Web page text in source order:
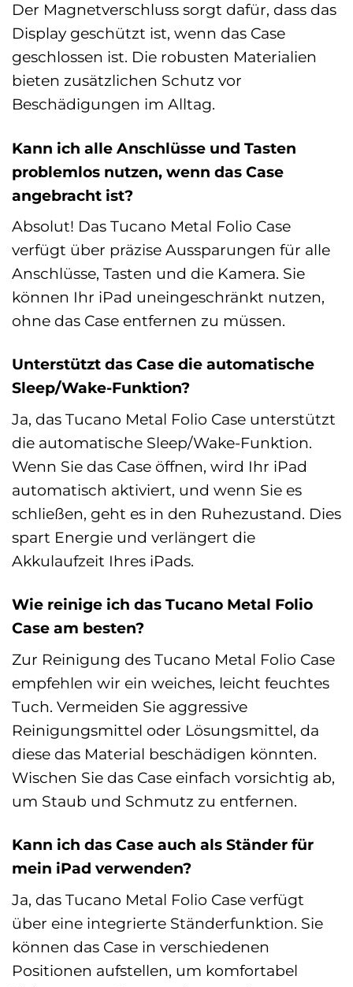
Der Magnetverschluss sorgt dafür, dass das
Display geschützt ist, wenn das Case
geschlossen ist. Die robusten Materialien
bieten zusätzlichen Schutz vor
Beschädigungen im Alltag.
Kann ich alle Anschlüsse und Tasten
problemlos nutzen, wenn das Case
angebracht ist?
Absolut! Das Tucano Metal Folio Case
verfügt über präzise Aussparungen für alle
Anschlüsse, Tasten und die Kamera. Sie
können Ihr iPad uneingeschränkt nutzen,
ohne das Case entfernen zu müssen.
Unterstützt das Case die automatische
Sleep/Wake-Funktion?
Ja, das Tucano Metal Folio Case unterstützt
die automatische Sleep/Wake-Funktion.
Wenn Sie das Case öffnen, wird Ihr iPad
automatisch aktiviert, und wenn Sie es
schließen, geht es in den Ruhezustand. Dies
spart Energie und verlängert die
Akkulaufzeit Ihres iPads.
Wie reinige ich das Tucano Metal Folio
Case am besten?
Zur Reinigung des Tucano Metal Folio Case
empfehlen wir ein weiches, leicht feuchtes
Tuch. Vermeiden Sie aggressive
Reinigungsmittel oder Lösungsmittel, da
diese das Material beschädigen könnten.
Wischen Sie das Case einfach vorsichtig ab,
um Staub und Schmutz zu entfernen.
Kann ich das Case auch als Ständer für
mein iPad verwenden?
Ja, das Tucano Metal Folio Case verfügt
über eine integrierte Ständerfunktion. Sie
können das Case in verschiedenen
Positionen aufstellen, um komfortabel